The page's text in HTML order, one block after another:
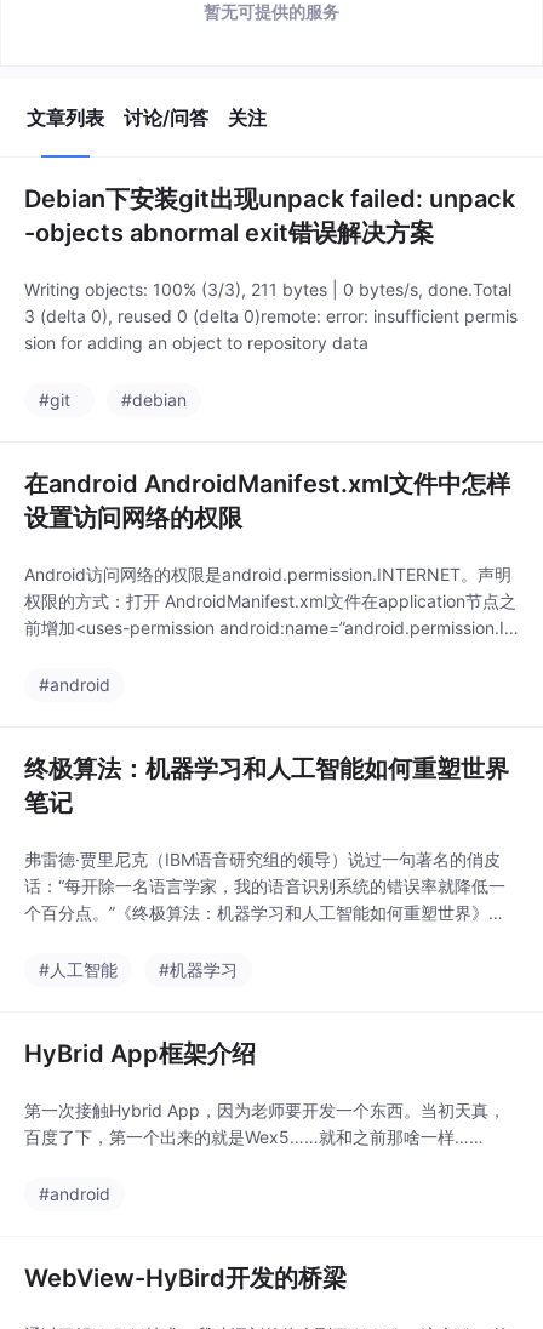
暂无可提供的服务
文章列表 讨论/问答 关注
Debian下安装git出现unpack failed: unpack
-objects abnormal exit错误解决方案
Writing objects: 100% (3/3), 211 bytes | 0 bytes/s, done.Total
3 (delta 0), reused 0 (delta 0)remote: error: insufficient permis
sion for adding an object to repository data
#git #debian
在android AndroidManifest.xml文件中怎样
设置访问网络的权限
Android访问网络的权限是android.permission.INTERNET。声明
权限的方式：打开 AndroidManifest.xml文件在application节点之
前增加<uses-permission android:name=”android.permission.IN
络，UI线程连接网络A
#android
终极算法：机器学习和人工智能如何重塑世界
笔记
弗雷德·贾里尼克（IBM语音研究组的领导）说过一句著名的俏皮
话：“每开除一名语言学家，我的语音识别系统的错误率就降低一
个百分点。”《终极算法：机器学习和人工智能如何重塑世界》作
的《终极算法机器学习和人工智能如何重塑世界精》是近20年人
#人工智能 #机器学习
HyBrid App框架介绍
第一次接触Hybrid App，因为老师要开发一个东西。当初天真，
百度了下，第一个出来的就是Wex5……就和之前那啥一样……
#android
WebView-HyBird开发的桥梁